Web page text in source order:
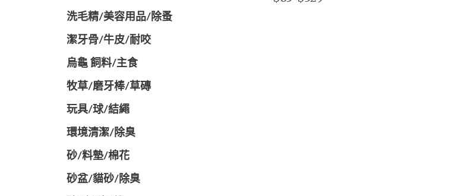
洗毛精/美容用品/除蚤
潔牙骨/牛皮/耐咬
烏龜 飼料/主食
牧草/磨牙棒/草磚
玩具/球/結繩
環境清潔/除臭
砂/料墊/棉花
砂盆/貓砂/除臭